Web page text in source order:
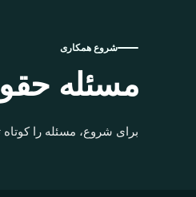
شروع همکاری
مسئله
برای شروع، مسئله را